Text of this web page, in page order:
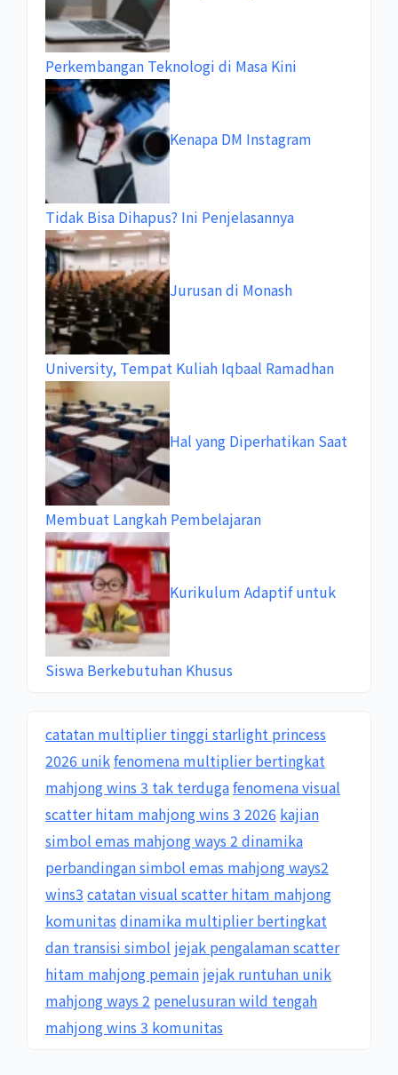
Perkembangan Teknologi di Masa Kini
Kenapa DM Instagram
Tidak Bisa Dihapus? Ini Penjelasannya
Jurusan di Monash
University, Tempat Kuliah Iqbaal Ramadhan
Hal yang Diperhatikan Saat
Membuat Langkah Pembelajaran
Kurikulum Adaptif untuk
Siswa Berkebutuhan Khusus
catatan multiplier tinggi starlight princess
2026 unikfenomena multiplier bertingkat
mahjong wins 3 tak terdugafenomena visual
scatter hitam mahjong wins 3 2026 kajian
simbol emas mahjong ways 2 dinamika
perbandingan simbol emas mahjong ways2
wins3 catatan visual scatter hitam mahjong
komunitas dinamika multiplier bertingkat
dan transisi simbol jejak pengalaman scatter
hitam mahjong pemain jejak runtuhan unik
mahjong ways 2 penelusuran wild tengah
mahjong wins 3 komunitas